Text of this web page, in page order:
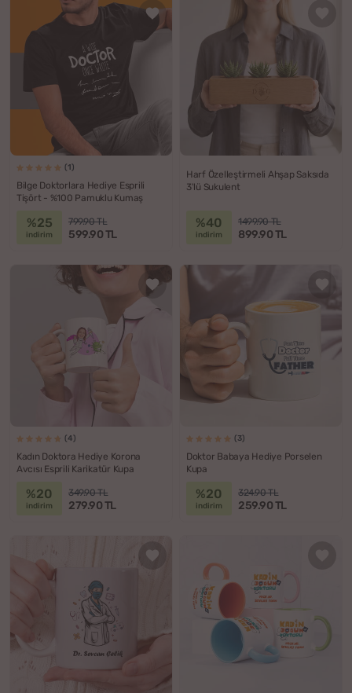
(1)
Bilge Doktorlara Hediye Esprili
Tişört - %100 Pamuklu Kumaş
%25
indirim
799.90 TL
599.90 TL
Harf Özelleştirmeli Ahşap Saksıda
3'lü Sukulent
%40
indirim
1499.90 TL
899.90 TL
(4)
Kadın Doktora Hediye Korona
Avcısı Esprili Karikatür Kupa
%20
indirim
349.90 TL
279.90 TL
(3)
Doktor Babaya Hediye Porselen
Kupa
%20
indirim
324.90 TL
259.90 TL